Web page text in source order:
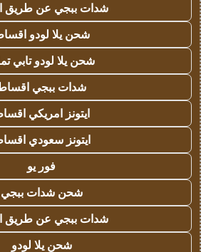
شدات ببجي عن طريق
شحن يلا لودو
شحن يلا لودو تابي
شدات ببجي
ايتونز امريكي
ايتونز سعودي
فور يو
شحن شدات ببجي
شدات ببجي عن طريق
شحن يلا لودو